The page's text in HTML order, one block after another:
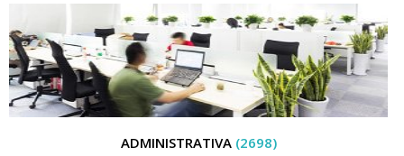
ADMINISTRATIVA (2698)